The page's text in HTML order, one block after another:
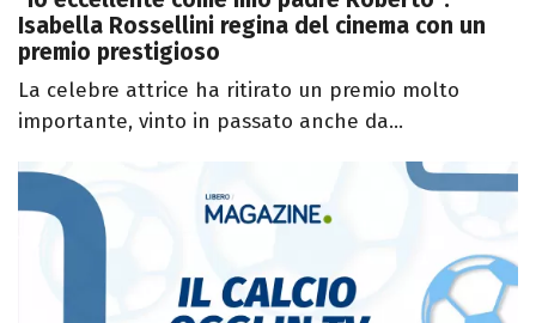
Isabella Rossellini regina del cinema con un
premio prestigioso
La celebre attrice ha ritirato un premio molto
importante, vinto in passato anche da...